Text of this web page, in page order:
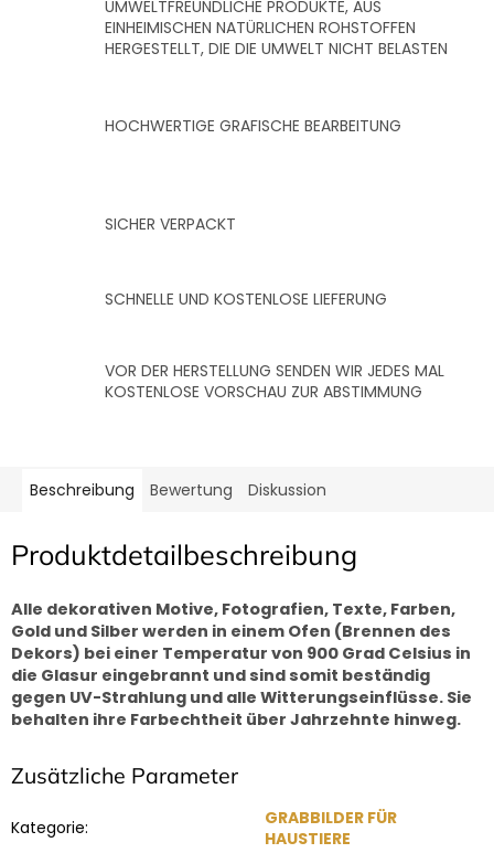
UMWELTFREUNDLICHE PRODUKTE, AUS
EINHEIMISCHEN NATÜRLICHEN ROHSTOFFEN
HERGESTELLT, DIE DIE UMWELT NICHT BELASTEN
HOCHWERTIGE GRAFISCHE BEARBEITUNG
SICHER VERPACKT
SCHNELLE UND KOSTENLOSE LIEFERUNG
VOR DER HERSTELLUNG SENDEN WIR JEDES MAL
KOSTENLOSE VORSCHAU ZUR ABSTIMMUNG
Beschreibung Bewertung Diskussion
Produktdetailbeschreibung
Alle dekorativen Motive, Fotografien, Texte, Farben,
Gold und Silber werden in einem Ofen (Brennen des
Dekors) bei einer Temperatur von 900 Grad Celsius in
die Glasur eingebrannt und sind somit beständig
gegen UV-Strahlung und alle Witterungseinflüsse. Sie
behalten ihre Farbechtheit über Jahrzehnte hinweg.
Zusätzliche Parameter
Kategorie:
GRABBILDER FÜR
HAUSTIERE